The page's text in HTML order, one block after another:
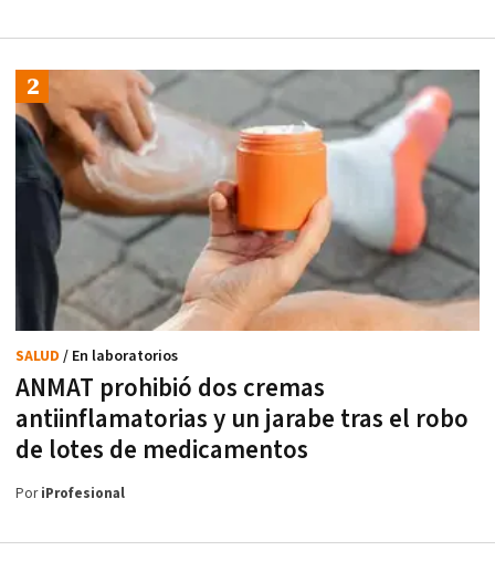
ANMAT prohibió dos cremas
antiinflamatorias y un jarabe tras el robo
de lotes de medicamentos
SALUD / En laboratorios
PoriProfesional